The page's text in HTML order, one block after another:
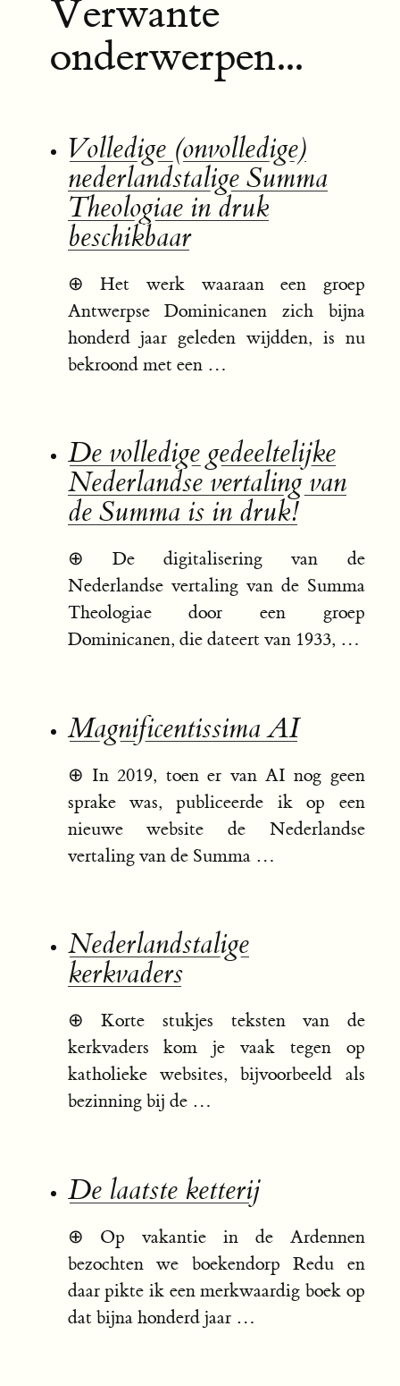
Verwante
onderwerpen...
Volledige (onvolledige)
nederlandstalige Summa
Theologiae in druk
beschikbaar
⊕Het werk waaraan een groep
Antwerpse Dominicanen zich bijna
honderd jaar geleden wijdden, is nu
bekroond met een …
De volledige gedeeltelijke
Nederlandse vertaling van
de Summa is in druk!
⊕ De digitalisering van de
Nederlandse vertaling van de Summa
Theologiae door een groep
Dominicanen, die dateert van 1933, …
Magnificentissima AI
⊕ In 2019, toen er van AI nog geen
sprake was, publiceerde ik op een
nieuwe website de Nederlandse
vertaling van de Summa …
Nederlandstalige
kerkvaders
⊕Korte stukjes teksten van de
kerkvaders kom je vaak tegen op
katholieke websites, bijvoorbeeld als
bezinning bij de …
De laatste ketterij
⊕ Op vakantie in de Ardennen
bezochten we boekendorp Redu en
daar pikte ik een merkwaardig boek op
dat bijna honderd jaar …